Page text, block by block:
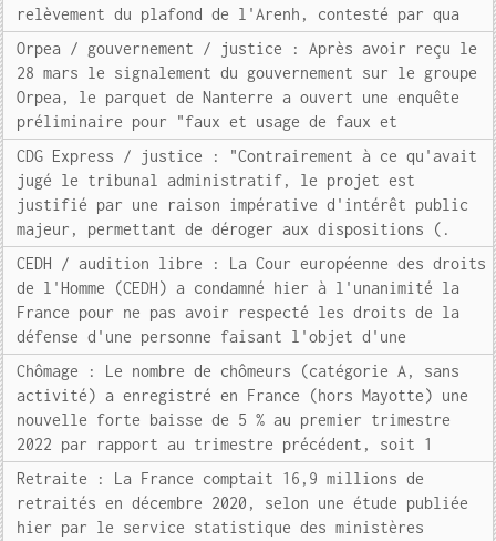
relèvement du plafond de l'Arenh, contesté par qua
Orpea / gouvernement / justice : Après avoir reçu le
28 mars le signalement du gouvernement sur le groupe
Orpea, le parquet de Nanterre a ouvert une enquête
préliminaire pour "faux et usage de faux et
CDG Express / justice : "Contrairement à ce qu'avait
jugé le tribunal administratif, le projet est
justifié par une raison impérative d'intérêt public
majeur, permettant de déroger aux dispositions (.
CEDH / audition libre : La Cour européenne des droits
de l'Homme (CEDH) a condamné hier à l'unanimité la
France pour ne pas avoir respecté les droits de la
défense d'une personne faisant l'objet d'une
Chômage : Le nombre de chômeurs (catégorie A, sans
activité) a enregistré en France (hors Mayotte) une
nouvelle forte baisse de 5 % au premier trimestre
2022 par rapport au trimestre précédent, soit 1
Retraite : La France comptait 16,9 millions de
retraités en décembre 2020, selon une étude publiée
hier par le service statistique des ministères